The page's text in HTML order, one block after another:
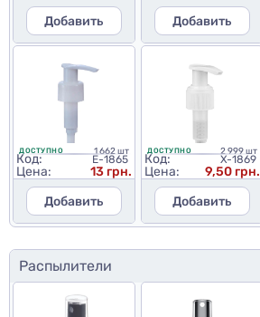
Добавить
Добавить
ДОСТУПНО 1 662 шт
Код: E-1865
Цена:
13 грн.
Добавить
ДОСТУПНО 2 999 шт
Код: X-1869
Цена:
9,50 грн.
Добавить
Распылители